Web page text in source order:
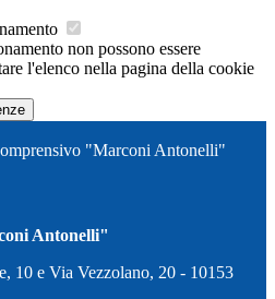
non possono essere
l'elenco nella pagina della cookie
"Marconi Antonelli"
Antonelli"
10 e Via Vezzolano, 20 - 10153